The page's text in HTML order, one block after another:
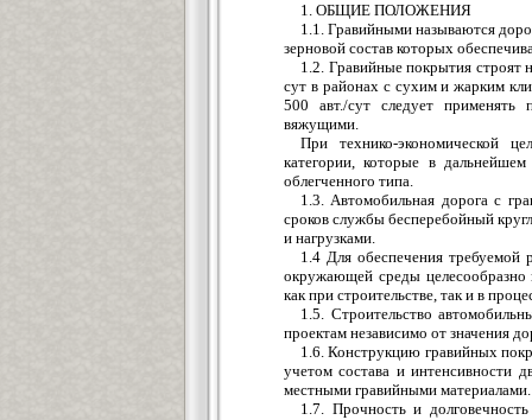
1. ОБЩИЕ ПОЛОЖЕНИЯ
1.1. Гравийными называются
зерновой состав которых
1.2. Гравийные покрытия строят
сут в районах с сухим и жарким
500 авт./сут следует применять
вяжущими.
При технико-экономической
категории, которые в
облегченного типа.
1.3. Автомобильная дорога с
сроков службы бесперебойный
и нагрузками.
1.4 Для обеспечения требуемой
окружающей среды целесообразно
как при строительстве, так и в
1.5. Строительство
проектам независимо от значения
1.6. Конструкцию гравийных
учетом состава и интенсивности
местными гравийными материалами.
1.7. Прочность и